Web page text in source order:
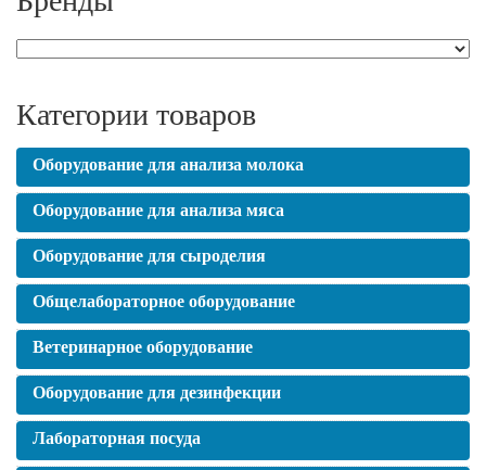
Категории товаров
Оборудование для анализа молока
Оборудование для анализа мяса
Оборудование для сыроделия
Общелабораторное оборудование
Ветеринарное оборудование
Оборудование для дезинфекции
Лабораторная посуда